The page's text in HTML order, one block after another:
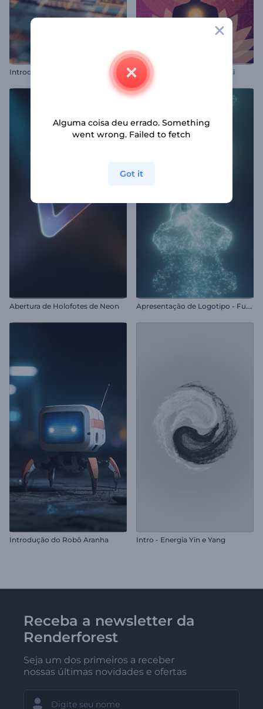
Animações do Dia do Bodhi
Abertura de Holofotes de Neon A
presentação de Logotipo - Fusão de Poeira Estelar
Introdução do Robô Aranha Intro - Energia Yin e Yang
Receba a newsletter da
Renderforest
Seja um dos primeiros a receber
nossas últimas novidades e ofertas
Alguma coisa deu errado. Something
went wrong. Failed to fetch
Got it